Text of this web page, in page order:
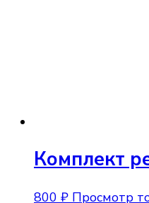
Комплект
800 ₽ Просмотр